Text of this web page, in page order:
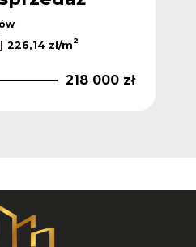
226,14 zł/m2
218 000 zł